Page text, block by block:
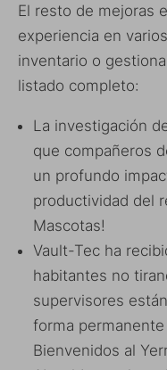
El resto de mejoras
experiencia en
inventario o
listado completo:
La investigación
que compañeros
un profundo
productividad del
Mascotas!
Vault-Tec ha
habitantes no
supervisores
forma
Bienvenidos al